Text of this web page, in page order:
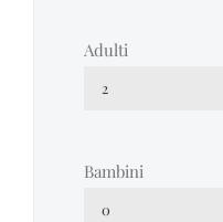
Adulti
Bambini